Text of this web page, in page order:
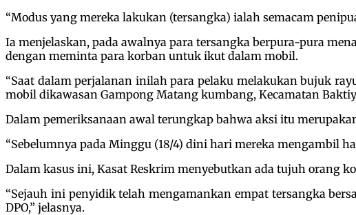
“Modus yang mereka lakukan (tersangka) ialah semacam
Ia menjelaskan, pada awalnya para tersangka berpura-pura
dengan meminta para korban untuk ikut dalam mobil.
“Saat dalam perjalanan inilah para pelaku melakukan bujuk
mobil dikawasan Gampong Matang kumbang, Kecamatan
Dalam pemeriksanaan awal terungkap bahwa aksi itu
“Sebelumnya pada Minggu (18/4) dini hari mereka mengambil
Dalam kasus ini, Kasat Reskrim menyebutkan ada tujuh orang
“Sejauh ini penyidik telah mengamankan empat tersangka
DPO,” jelasnya.